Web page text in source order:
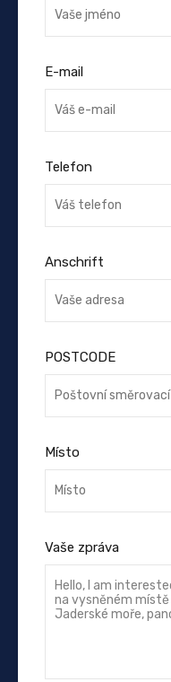
E-mail
Telefon
Anschrift
POSTCODE
Místo
Vaše zpráva